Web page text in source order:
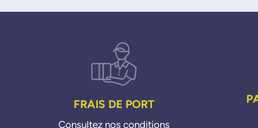
FRAIS DE PORT
Consultez nos conditions